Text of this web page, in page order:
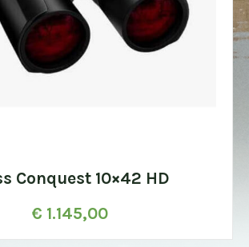
Conquest 10×42 HD
€ 1.145,00